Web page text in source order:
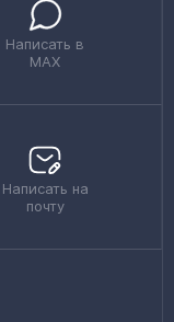
Написать в
MAX
Написать на
почту